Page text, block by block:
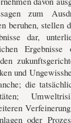
zum
beruhen, stellen
dar,
Ergebnisse
und
die
oder